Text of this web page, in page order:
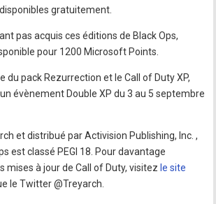
gratuitement.
pas acquis ces éditions de Black Ops,
pour 1200 Microsoft Points.
du pack Rezurrection et le Call of Duty XP,
évènement Double XP du 3 au 5 septembre
et distribué par Activision Publishing, Inc. ,
est classé PEGI 18. Pour davantage
mises à jour de Call of Duty, visitez le site
le Twitter @Treyarch.